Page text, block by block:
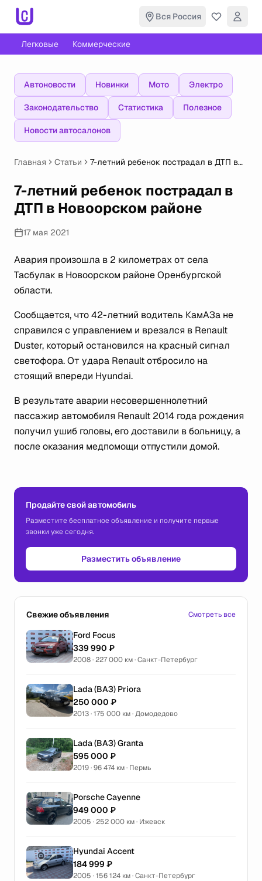
Вся Россия
Легковые Коммерческие
Автоновости Новинки Мото Электро
Законодательство Статистика Полезное
Новости автосалонов
Главная Статьи
7-летний ребенок пострадал в ДТП в
7-летний ребенок пострадал в
ДТП в Новоорском районе
17 мая 2021
Авария произошла в 2 километрах от села
Тасбулак в Новоорском районе Оренбургской
области.
Сообщается, что 42-летний водитель КамАЗа не
справился с управлением и врезался в Renault
Duster, который остановился на красный сигнал
светофора. От удара Renault отбросило на
стоящий впереди Hyundai.
В результате аварии несовершеннолетний
пассажир автомобиля Renault 2014 года рождения
получил ушиб головы, его доставили в больницу, а
после оказания медпомощи отпустили домой.
Продайте свой автомобиль
Разместите бесплатное объявление и получите первые
звонки уже сегодня.
Разместить объявление
Свежие объявления Смотреть все
Ford Focus
339 990 ₽
2008 · 227 000 км · Санкт-Петербург
Lada (ВАЗ) Priora
250 000 ₽
2013 · 175 000 км · Домодедово
Lada (ВАЗ) Granta
595 000 ₽
2019 · 96 474 км · Пермь
Porsche Cayenne
949 000 ₽
2005 · 252 000 км · Ижевск
Hyundai Accent
184 999 ₽
2005 · 156 124 км · Санкт-Петербург